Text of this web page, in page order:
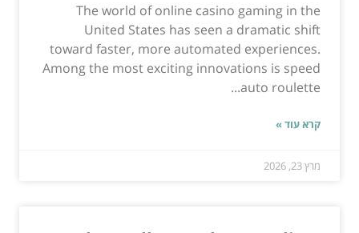
The world of online casino gaming in the
United States has seen a dramatic shift
toward faster, more automated experiences.
Among the most exciting innovations is speed
auto roulette...
קרא עוד »
מרץ 23, 2026